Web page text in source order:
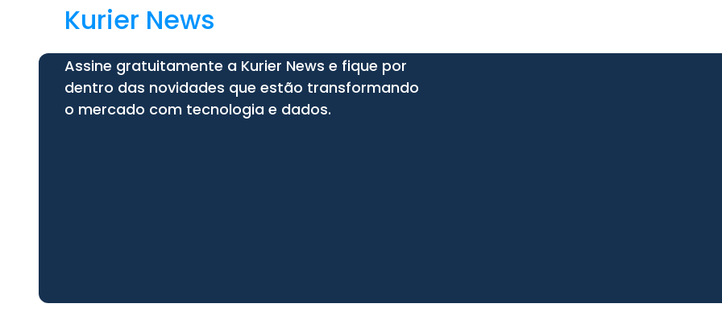
Kurier News
Assine gratuitamente a Kurier News e fique por
dentro das novidades que estão transformando
o mercado com tecnologia e dados.